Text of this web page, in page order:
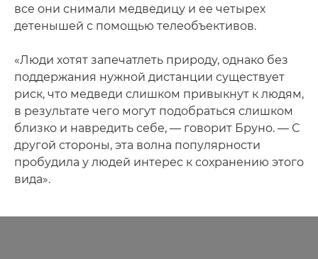
все они снимали медведицу и ее четырех
детенышей с помощью телеобъективов.
«Люди хотят запечатлеть природу, однако без
поддержания нужной дистанции существует
риск, что медведи слишком привыкнут к людям,
в результате чего могут подобраться слишком
близко и навредить себе, — говорит Бруно. — С
другой стороны, эта волна популярности
пробудила у людей интерес к сохранению этого
вида».